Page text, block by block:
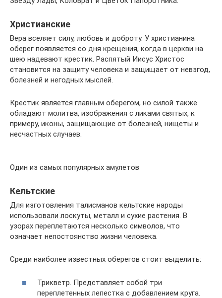
Христианские
Вера вселяет силу, любовь и доброту. У христианина
оберег появляется со дня крещения, когда в церкви на
шею надевают крестик. Распятый Иисус Христос
становится на защиту человека и защищает от невзгод,
болезней и негодных мыслей.
Крестик является главным оберегом, но силой также
обладают молитва, изображения с ликами святых, к
примеру, иконы, защищающие от болезней, нищеты и
несчастных случаев.
Один из самых популярных амулетов
Кельтские
Для изготовления талисманов кельтские народы
использовали лоскуты, металл и сухие растения. В
узорах переплетаются несколько символов, что
означает непостоянство жизни человека.
Среди наиболее известных оберегов стоит выделить:
Трикветр. Представляет собой три
переплетенных лепестка с добавлением круга.